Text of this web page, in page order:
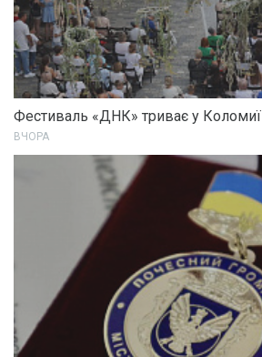
Фестиваль «ДНК» триває у Коломиї
ВЧОРА